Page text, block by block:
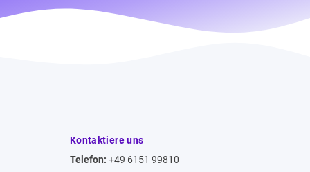
Kontaktiere uns
Telefon: +49 6151 99810